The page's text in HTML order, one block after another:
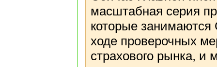
масштабная серия
которые
ходе проверочных
страхового рынка,